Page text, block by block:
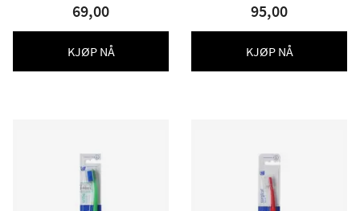
69,00
KJØP NÅ
95,00
KJØP NÅ